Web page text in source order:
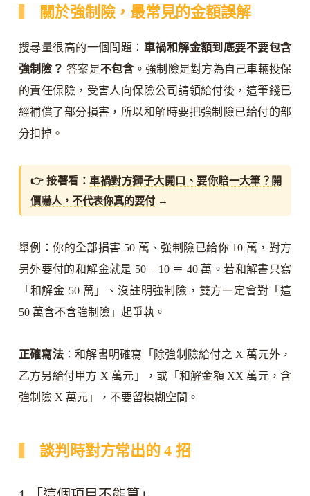
關於強制險，最常見的金額誤解
搜尋量很高的一個問題： 車禍和解金額到底要不要包含
強制險？ 答案是不包含。強制險是對方為自己車輛投保
的責任保險，受害人向保險公司請領給付後，這筆錢已
經補償了部分損害，所以和解時要把強制險已給付的部
分扣掉。
👉 接著看：車禍對方獅子大開口、要你賠一大筆？開
價嚇人，不代表你真的要付→
舉例：你的全部損害 50 萬、強制險已給你 10 萬，對方
另外要付的和解金就是 50 − 10 ＝ 40 萬。若和解書只寫
「和解金 50 萬」、沒註明強制險，雙方一定會對「這
50 萬含不含強制險」起爭執。
正確寫法：和解書明確寫「除強制險給付之 X 萬元外，
乙方另給付甲方 X 萬元」，或「和解金額 XX 萬元，含
強制險 X 萬元」，不要留模糊空間。
談判時對方常出的 4 招